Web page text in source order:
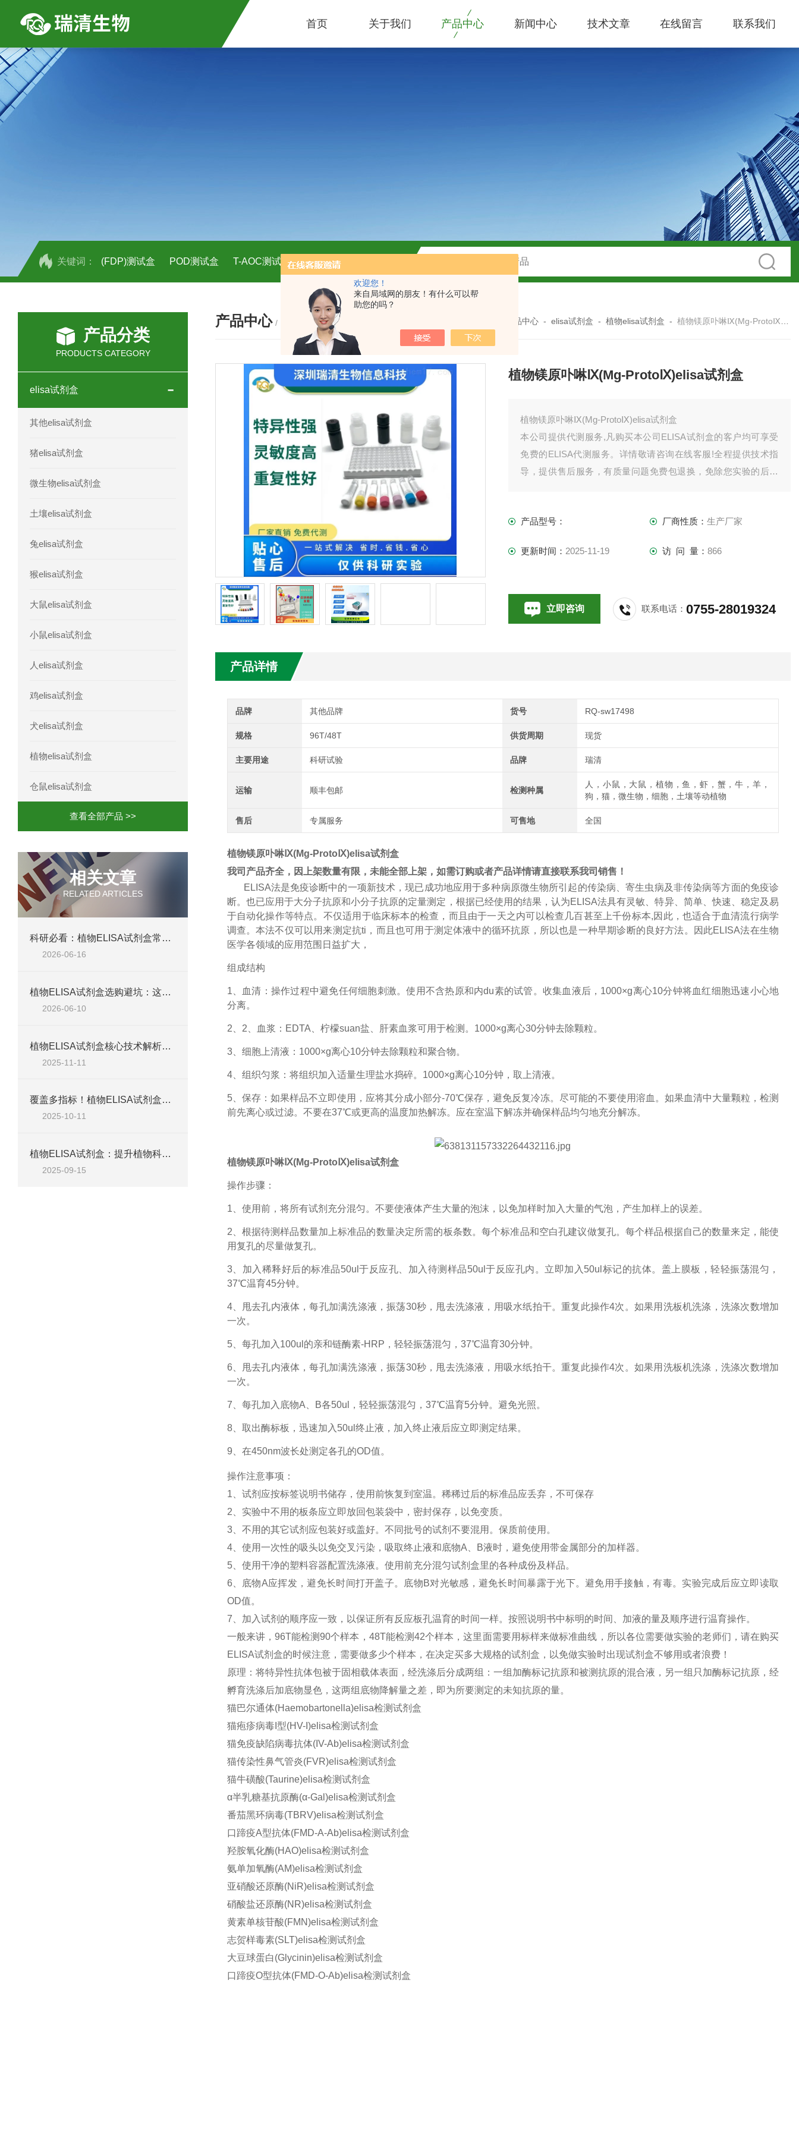
欢迎您！
来自局域网的朋友！有什么可以帮
助您的吗？
首页 关于我们 产品中心 新闻中心 技术文章 在线留言 联系我们
关键词： (FDP)测试盒 POD测试盒 T-AOC测试盒 H2O2测试盒厂家供应
小鼠CALP试剂盒
人全式钴氨素2(HTSB2)elisa试剂盒现货
人鞘脂(SPH)elisa试剂盒现货速发
人抗卵巢抗体(Anti-OV Ab)elisa试剂盒现货
人蓝氏贾第虫(GL)elisa试剂盒厂家直销
人疱疹病毒-6型感染(HHV-6)elisa试剂盒
人胰腺衍生因子(PANDER)elisa试剂盒现货
人髓系细胞触发受体-1(TREM-1)elisa试剂盒
产品分类
PRODUCTS CATEGORY
elisa试剂盒
其他elisa试剂盒
猪elisa试剂盒
微生物elisa试剂盒
土壤elisa试剂盒
兔elisa试剂盒
猴elisa试剂盒
大鼠elisa试剂盒
小鼠elisa试剂盒
人elisa试剂盒
鸡elisa试剂盒
犬elisa试剂盒
植物elisa试剂盒
仓鼠elisa试剂盒
查看全部产品 >>
相关文章
RELATED ARTICLES
科研必看：植物ELISA试剂盒常见失败原因，这六个问题最致命
2026-06-16
植物ELISA试剂盒选购避坑：这五个参数不达标，数据全白测
2026-06-10
植物ELISA试剂盒核心技术解析：如何实现植物激素、蛋白等目标物的高特异性检测？
2025-11-11
覆盖多指标！植物ELISA试剂盒，适配脱落酸、生长素、植保素等检测需求
2025-10-11
植物ELISA试剂盒：提升植物科学研究效率的关键工具
2025-09-15
产品中心 / PRODUCTS 产品中心 -elisa试剂盒 -植物elisa试剂盒 -植物镁原卟啉Ⅸ(Mg-ProtoⅨ)elisa试剂盒
植物镁原卟啉Ⅸ(Mg-ProtoⅨ)elisa试剂盒
植物镁原卟啉Ⅸ(Mg-ProtoⅨ)elisa试剂盒
本公司提供代测服务,凡购买本公司ELISA试剂盒的客户均可享受
免费的ELISA代测服务。详情敬请咨询在线客服!全程提供技术指
导，提供售后服务，有质量问题免费包退换，免除您实验的后顾
产品详情请直接联系我司销售！
产品型号： 厂商性质： 生产厂家
更新时间： 2025-11-19 访 问 量： 866
立即咨询 联系电话：0755-28019324
产品详情
品牌 其他品牌 货号 RQ-sw17498
规格 96T/48T 供货周期 现货
主要用途 科研试验 品牌 瑞清
运输 顺丰包邮 检测种属
人，小鼠，大鼠，植物，鱼，虾，蟹，牛，羊，
狗，猫，微生物，细胞，土壤等动植物
售后 专属服务 可售地 全国
植物镁原卟啉Ⅸ(Mg-ProtoⅨ)elisa试剂盒
我司产品齐全，因上架数量有限，未能全部上架，如需订购或者产品详情请直接联系我司销售！
ELISA法是免疫诊断中的一项新技术，现已成功地应用于多种病原微生物所引起的传染病、寄生虫病及非传染病等方面的免疫诊
断。也已应用于大分子抗原和小分子抗原的定量测定，根据已经使用的结果，认为ELISA法具有灵敏、特异、简单、快速、稳定及易
于自动化操作等特点。不仅适用于临床标本的检查，而且由于一天之内可以检查几百甚至上千份标本,因此，也适合于血清流行病学
调查。本法不仅可以用来测定抗ti ，而且也可用于测定体液中的循环抗原，所以也是一种早期诊断的良好方法。因此ELISA法在生物
医学各领域的应用范围日益扩大，
组成结构
1、 血清：操作过程中避免任何细胞刺激。使用不含热原和内du素的试管。收集血液后， 1000×g离心10分钟将血红细胞迅速小心地
分离。
2、 2、血浆：EDTA、柠檬suan盐、肝素血浆可用于检测。 1000×g离心30分钟去除颗粒。
3、细胞上清液：1000×g离心10分钟去除颗粒和聚合物。
4、组织匀浆：将组织加入适量生理盐水捣碎。1000×g离心10分钟，取上清液。
5、保存：如果样品不立即使用，应将其分成小部分-70℃保存，避免反复冷冻。尽可能的不要使用溶血。如果血清中大量颗粒，检测
前先离心或过滤。不要在37℃或更高的温度加热解冻。应在室温下解冻并确保样品均匀地充分解冻。
植物镁原卟啉Ⅸ(Mg-ProtoⅨ)elisa试剂盒
操作步骤：
1、 使用前，将所有试剂充分混匀。不要使液体产生大量的泡沫，以免加样时加入大量的气泡，产生加样上的误差。
2、根据待测样品数量加上标准品的数量决定所需的板条数。每个标准品和空白孔建议做复孔。每个样品根据自己的数量来定，能使
用复孔的尽量做复孔。
3、加入稀释好后的标准品50ul于反应孔、加入待测样品50ul于反应孔内。立即加入50ul标记的抗体。盖上膜板，轻轻振荡混匀，
37℃温育45分钟。
4、甩去孔内液体，每孔加满洗涤液，振荡30秒，甩去洗涤液，用吸水纸拍干。重复此操作4次。如果用洗板机洗涤，洗涤次数增加
一次。
5、每孔加入100ul的亲和链酶素-HRP，轻轻振荡混匀，37℃温育30分钟。
6、甩去孔内液体，每孔加满洗涤液，振荡30秒，甩去洗涤液，用吸水纸拍干。重复此操作4次。如果用洗板机洗涤，洗涤次数增加
一次。
7、每孔加入底物A、B各50ul，轻轻振荡混匀，37℃温育5分钟。避免光照。
8、取出酶标板，迅速加入50ul终止液，加入终止液后应立即测定结果。
9、在450nm波长处测定各孔的OD值。
操作注意事项：
1、 试剂应按标签说明书储存，使用前恢复到室温。稀稀过后的标准品应丢弃，不可保存
2、 实验中不用的板条应立即放回包装袋中，密封保存，以免变质。
3、 不用的其它试剂应包装好或盖好。不同批号的试剂不要混用。保质前使用。
4、 使用一次性的吸头以免交叉污染，吸取终止液和底物A、B液时，避免使用带金属部分的加样器。
5、 使用干净的塑料容器配置洗涤液。使用前充分混匀试剂盒里的各种成份及样品。
6、
底物A应挥发，避免长时间打开盖子。底物B对光敏感，避免长时间暴露于光下。避免用手接触，有毒。实验完成后应立即读取
OD值。
7、加入试剂的顺序应一致，以保证所有反应板孔温育的时间一样。按照说明书中标明的时间、加液的量及顺序进行温育操作。
一般来讲， 96T能检测90个样本，48T能检测42个样本，这里面需要用标样来做标准曲线，所以各位需要做实验的老师们，请在购买
ELISA试剂盒的时候注意，需要做多少个样本，在决定买多大规格的试剂盒，以免做实验时出现试剂盒不够用或者浪费！
原理：将特异性抗体包被于固相载体表面，经洗涤后分成两组：一组加酶标记抗原和被测抗原的混合液，另一组只加酶标记抗原，经
孵育洗涤后加底物显色，这两组底物降解量之差，即为所要测定的未知抗原的量。
猫巴尔通体(Haemobartonella)elisa检测试剂盒
猫疱疹病毒I型(HV-I)elisa检测试剂盒
猫免疫缺陷病毒抗体(IV-Ab)elisa检测试剂盒
猫传染性鼻气管炎(FVR)elisa检测试剂盒
猫牛磺酸(Taurine)elisa检测试剂盒
α半乳糖基抗原酶(α-Gal)elisa检测试剂盒
番茄黑环病毒(TBRV)elisa检测试剂盒
口蹄疫A型抗体(FMD-A-Ab)elisa检测试剂盒
羟胺氧化酶(HAO)elisa检测试剂盒
氨单加氧酶(AM)elisa检测试剂盒
亚硝酸还原酶(NiR)elisa检测试剂盒
硝酸盐还原酶(NR)elisa检测试剂盒
黄素单核苷酸(FMN)elisa检测试剂盒
志贺样毒素(SLT)elisa检测试剂盒
大豆球蛋白(Glycinin)elisa检测试剂盒
口蹄疫O型抗体(FMD-O-Ab)elisa检测试剂盒